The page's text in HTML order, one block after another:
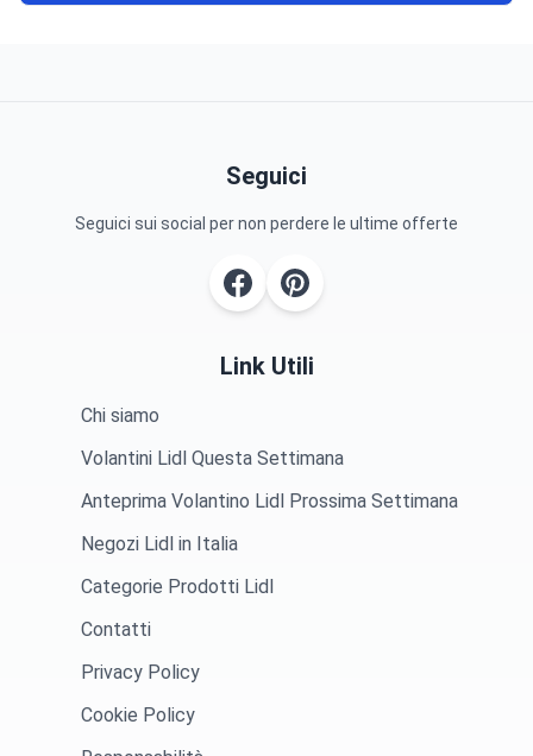
Seguici
Seguici sui social per non perdere le ultime offerte
Link Utili
Chi siamo
Volantini Lidl Questa Settimana
Anteprima Volantino Lidl Prossima Settimana
Negozi Lidl in Italia
Categorie Prodotti Lidl
Contatti
Privacy Policy
Cookie Policy